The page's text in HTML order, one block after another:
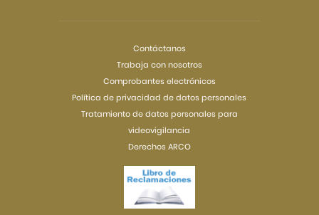
Contáctanos
Trabaja con nosotros
Comprobantes electrónicos
Política de privacidad de datos personales
Tratamiento de datos personales para
videovigilancia
Derechos ARCO